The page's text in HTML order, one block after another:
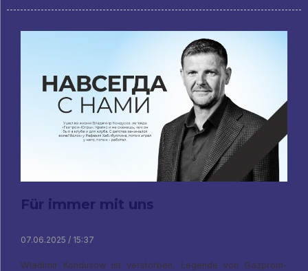
Für immer mit uns
07.06.2025 / 15:37
Wladimir Kondusow ist verstorben, Legende von Gazprom-